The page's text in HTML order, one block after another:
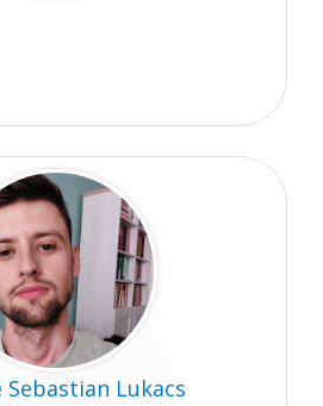
Sebastian Lukacs